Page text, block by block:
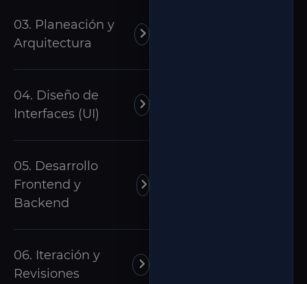
03. Planeación y
Arquitectura
04. Diseño de
Interfaces (UI)
05. Desarrollo
Frontend y
Backend
06. Iteración y
Revisiones